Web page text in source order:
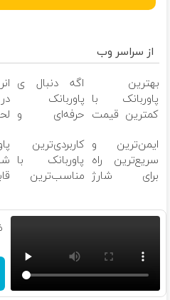
از سراسر وب
بهترین
پاوربانک با
کمترین قیمت
اگه دنبال ی
پاوربانک
حرفه‌ای و
تخفیف رو از
دست نده
ایمن‌ترین و
سریع‌ترین راه
برای شارژ
کاربردی‌ترین
پاوربانک با
مناسب‌ترین